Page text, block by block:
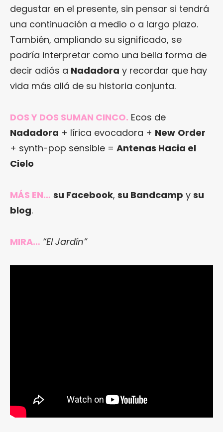
degustar en el presente, sin pensar si tendrá
una continuación a medio o a largo plazo.
También, ampliando su significado, se
podría interpretar como una bella forma de
decir adiós a Nadadora y recordar que hay
vida más allá de su historia conjunta.
DOS Y DOS SUMAN CINCO. Ecos de
Nadadora + lírica evocadora + New Order
+ synth-pop sensible = Antenas Hacia el
Cielo
MÁS EN… su Facebook, su Bandcamp y su
blog.
MIRA… “El Jardín”